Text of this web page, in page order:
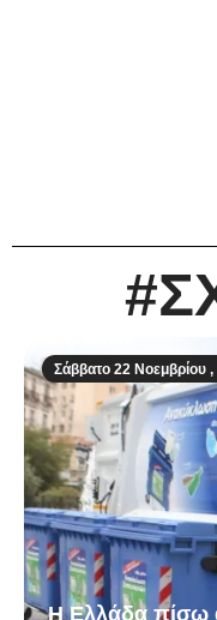
Σάββατο 22 Νοεμβρίου
Η Ελλάδα πίσω